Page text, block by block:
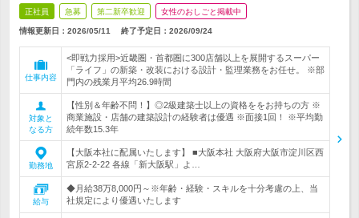
正社員 急募 第二新卒歓迎 女性のおしごと掲載中
情報更新日：2026/05/11 終了予定日： 2026/09/24
仕事内容
<即戦力採用>近畿圏・首都圏に300店舗以上を展開するスーパー
「ライフ」の新築・改装における設計・監理業務をお任せ。 ※部
門内の残業月平均26.9時間
対象と
なる方
【性別＆年齢不問！】◎2級建築士以上の資格ををお持ちの方 ※
商業施設・店舗の建築設計の経験者は優遇 ※面接1回！ ※平均勤
続年数15.3年
勤務地
【大阪本社に配属いたします】 ■大阪本社 大阪府大阪市淀川区西
宮原2-2-22 各線「新大阪駅」よ…
給与
◆月給38万8,000円～※年齢・経験・スキルを十分考慮の上、当
社規定により優遇いたします